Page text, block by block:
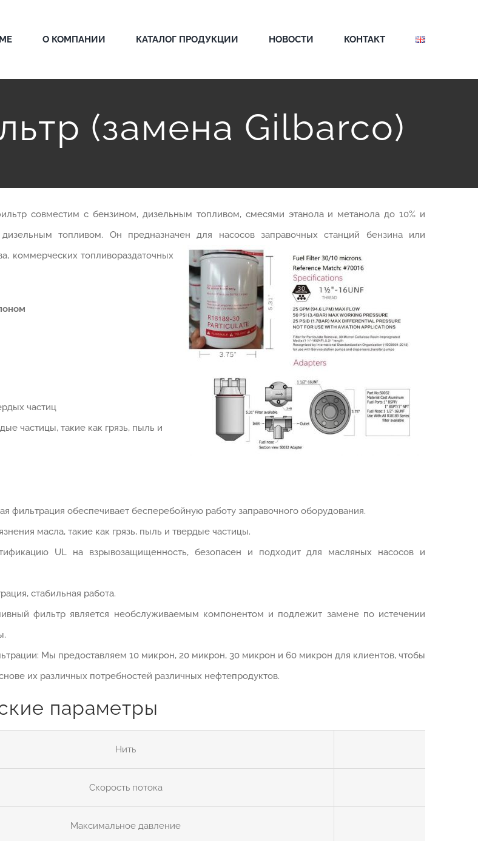
О КОМПАНИИ КАТАЛОГ ПРОДУКЦИИ НОВОСТИ КОНТАКТ
(замена Gilbarco)
совместим с бензином, дизельным топливом, смесями этанола и метанола до 10% и
дизельным топливом. Он предназначен для насосов заправочных станций бензина или
коммерческихтопливораздаточных
частиц
частицы, такие как грязь, пыль и
фильтрация обеспечивает бесперебойную работу заправочного оборудования.
масла, такие как грязь, пыль и твердые частицы.
UL на взрывозащищенность, безопасен и подходит для масляных насосов и
стабильная работа.
фильтр является необслуживаемым компонентом и подлежит замене по истечении
Мы предоставляем 10 микрон, 20 микрон, 30 микрон и 60 микрон для клиентов, чтобы
их различных потребностей различных нефтепродуктов.
параметры
Нить
Скорость потока
Максимальное давление